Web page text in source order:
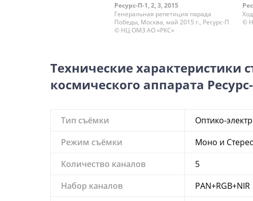
Ресурс-П-1, 2, 3, 2015
Генеральная репетиция парада
Победы, Москва, май 2015 г., Ресурс-П
© НЦ ОМЗ АО «РКС»
©
Технические характеристики
космического аппарата
Тип съёмки Оптико-
Режим съёмки Моно и
Количество каналов 5
Набор каналов PAN+RGB+NIR